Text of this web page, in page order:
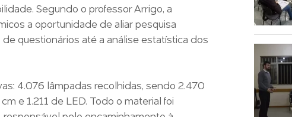
Segundo o professor Arrigo, a
a oportunidade de aliar pesquisa
questionários até a análise estatística dos
4.076 lâmpadas recolhidas, sendo 2.470
e 1.211 de LED. Todo o material foi